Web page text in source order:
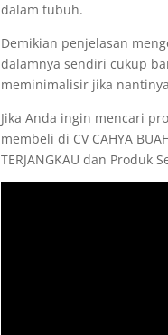
dalam tubuh.
Demikian penjelasan
dalamnya sendiri cukup
meminimalisir jika
Jika Anda ingin mencari
membeli di CV CAHYA
TERJANGKAU dan